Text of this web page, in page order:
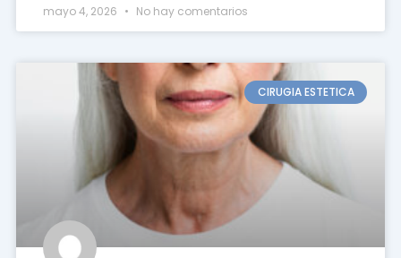
mayo 4, 2026 No hay comentarios
CIRUGIA ESTETICA